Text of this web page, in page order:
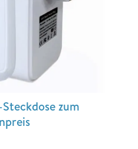
zum